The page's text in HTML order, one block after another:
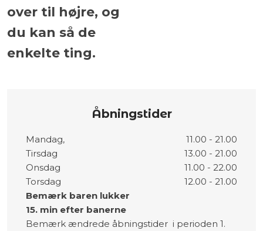
over til højre, og
du kan så de
enkelte ting.
Åbningstider
​Mandag,
​Tirsdag
​Onsdag
​Torsdag
Bemærk baren lukker
​15. min efter banerne
11.00 - 21.00
13.00 - 21.00
11.00 - 22.00
12.00 - 21.00
Bemærk ændrede åbningstider ​ i perioden 1.